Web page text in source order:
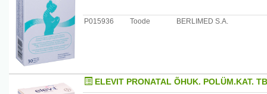
P015936 Toode BERLIMED S.A.
ELEVIT PRONATAL ÕHUK. POLÜM.KAT.